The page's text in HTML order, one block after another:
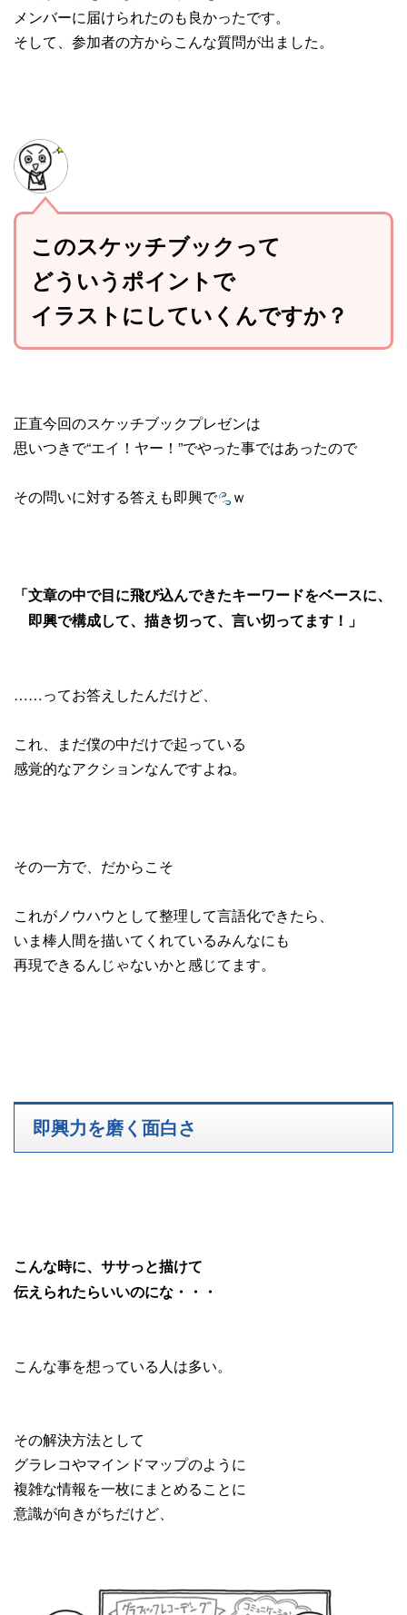
メンバーに届けられたのも良かったです。
そして、参加者の方からこんな質問が出ました。
このスケッチブックって
どういうポイントで
イラストにしていくんですか？
正直今回のスケッチブックプレゼンは
思いつきで“エイ！ヤー！”でやった事ではあったので
その問いに対する答えも即興で ｗ
「文章の中で目に飛び込んできたキーワードをベースに、
即興で構成して、描き切って、言い切ってます！」
……ってお答えしたんだけど、
これ、まだ僕の中だけで起っている
感覚的なアクションなんですよね。
その一方で、だからこそ
これがノウハウとして整理して言語化できたら、
いま棒人間を描いてくれているみんなにも
再現できるんじゃないかと感じてます。
即興力を磨く面白さ
こんな時に、ササっと描けて
伝えられたらいいのにな・・・
こんな事を想っている人は多い。
その解決方法として
グラレコやマインドマップのように
複雑な情報を一枚にまとめることに
意識が向きがちだけど、